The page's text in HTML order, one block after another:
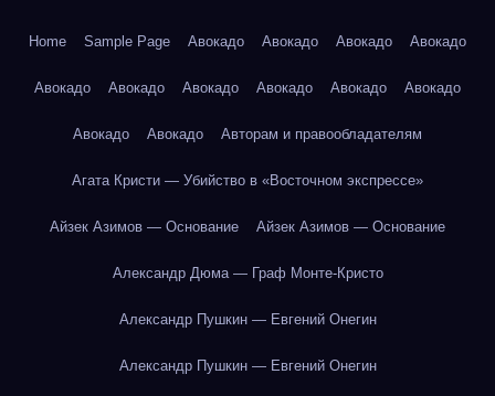
Home Sample Page Авокадо Авокадо Авокадо Авокадо
Авокадо Авокадо Авокадо Авокадо Авокадо Авокадо
Авокадо Авокадо Авторам и правообладателям
Агата Кристи — Убийство в «Восточном экспрессе»
Айзек Азимов — Основание Айзек Азимов — Основание
Александр Дюма — Граф Монте-Кристо
Александр Пушкин — Евгений Онегин
Александр Пушкин — Евгений Онегин